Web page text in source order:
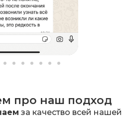
про наш подход
за качество всей нашей